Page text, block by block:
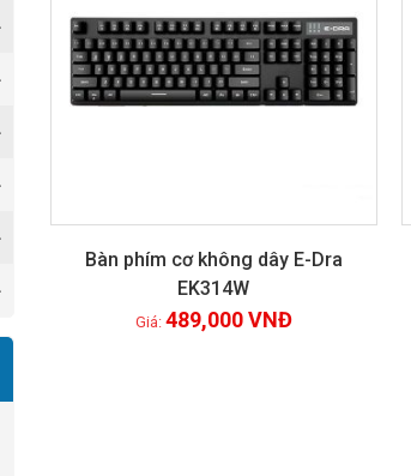
Xem chi tiết
Bàn phím cơ không dây E-Dra
EK314W
489,000VNĐ